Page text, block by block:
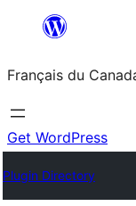
contenu
Français du
Get WordPress
Plugin Directory